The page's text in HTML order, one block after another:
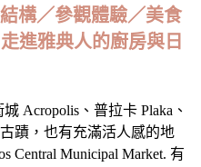
構／參觀體驗／美食
進雅典人的廚房與日
Acropolis、普拉卡 Plaka、
蹟，也有充滿活人感的地
Central Municipal Market. 有